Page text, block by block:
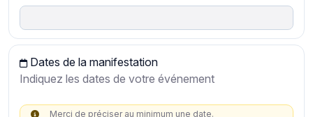
Dates de la manifestation
Indiquez les dates de votre événement
Merci de préciser au minimum une date.